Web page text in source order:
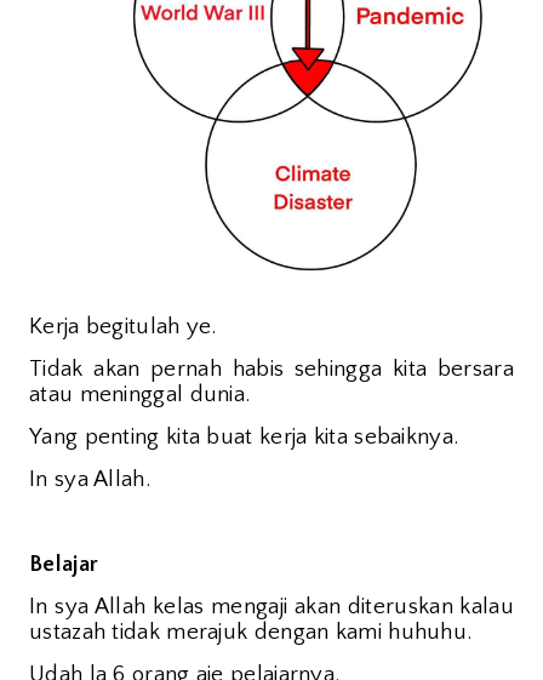
Kerja begitulah ye.
Tidak akan pernah habis sehingga kita bersara
atau meninggal dunia.
Yang penting kita buat kerja kita sebaiknya.
In sya Allah.
Belajar
In sya Allah kelas mengaji akan diteruskan kalau
ustazah tidak merajuk dengan kami huhuhu.
Udah la 6 orang aje pelajarnya.